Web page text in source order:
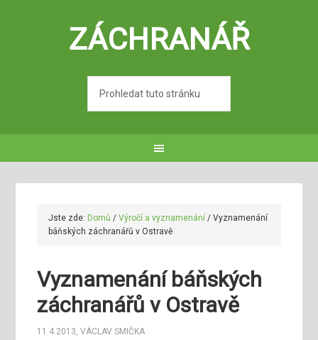
ZÁCHRANÁŘ
Jste zde: Domů / Výročí a vyznamenání / Vyznamenání
báňských záchranářů v Ostravě
Vyznamenání báňských
záchranářů v Ostravě
11.4.2013,VÁCLAV SMIČKA